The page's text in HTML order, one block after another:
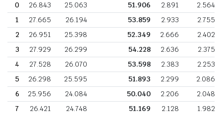
0
26.843 25.063 51.906 2.891 2.564
1
27.665 26.194 53.859 2.933 2.755
2
26.951 25.398 52.349 2.666 2.402
3
27.929 26.299 54.228 2.636
2.375
4
27.528 26.070 53.598 2.383 2.253
5
26.298 25.595 51.893 2.299 2.086
6
25.956 24.084 50.040 2.206 2.048
7
26.421 24.748 51.169 2.128
1.982